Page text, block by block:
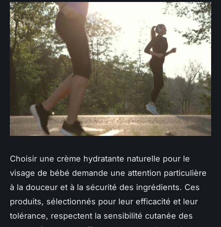
Choisir une crème hydratante naturelle pour le
visage de bébé demande une attention particulière
à la douceur et à la sécurité des ingrédients. Ces
produits, sélectionnés pour leur efficacité et leur
tolérance, respectent la sensibilité cutanée des